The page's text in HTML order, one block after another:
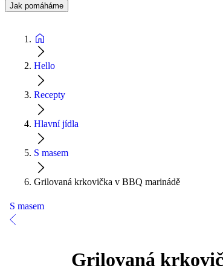
Jak pomáháme
Hello
Recepty
Hlavní jídla
S masem
Grilovaná krkovička v BBQ marinádě
S masem
Grilovaná